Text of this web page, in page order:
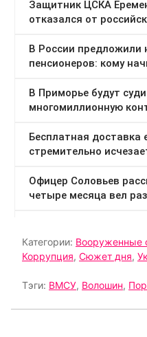
Категории: Вооруженные
Коррупция, Сюжет дня,
Тэги: ВМСУ, Волошин,